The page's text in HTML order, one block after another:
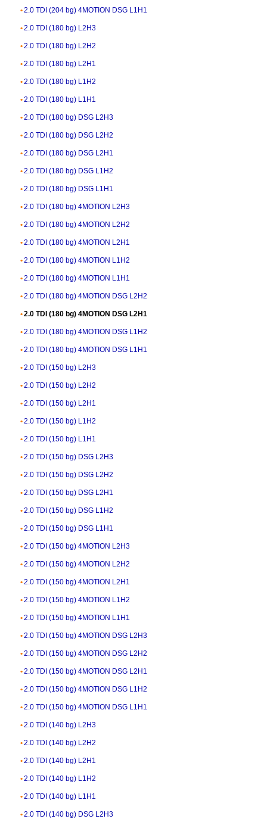
2.0 TDI (204 bg) 4MOTION DSG L1H1
2.0 TDI (180 bg) L2H3
2.0 TDI (180 bg) L2H2
2.0 TDI (180 bg) L2H1
2.0 TDI (180 bg) L1H2
2.0 TDI (180 bg) L1H1
2.0 TDI (180 bg) DSG L2H3
2.0 TDI (180 bg) DSG L2H2
2.0 TDI (180 bg) DSG L2H1
2.0 TDI (180 bg) DSG L1H2
2.0 TDI (180 bg) DSG L1H1
2.0 TDI (180 bg) 4MOTION L2H3
2.0 TDI (180 bg) 4MOTION L2H2
2.0 TDI (180 bg) 4MOTION L2H1
2.0 TDI (180 bg) 4MOTION L1H2
2.0 TDI (180 bg) 4MOTION L1H1
2.0 TDI (180 bg) 4MOTION DSG L2H2
2.0 TDI (180 bg) 4MOTION DSG L2H1
2.0 TDI (180 bg) 4MOTION DSG L1H2
2.0 TDI (180 bg) 4MOTION DSG L1H1
2.0 TDI (150 bg) L2H3
2.0 TDI (150 bg) L2H2
2.0 TDI (150 bg) L2H1
2.0 TDI (150 bg) L1H2
2.0 TDI (150 bg) L1H1
2.0 TDI (150 bg) DSG L2H3
2.0 TDI (150 bg) DSG L2H2
2.0 TDI (150 bg) DSG L2H1
2.0 TDI (150 bg) DSG L1H2
2.0 TDI (150 bg) DSG L1H1
2.0 TDI (150 bg) 4MOTION L2H3
2.0 TDI (150 bg) 4MOTION L2H2
2.0 TDI (150 bg) 4MOTION L2H1
2.0 TDI (150 bg) 4MOTION L1H2
2.0 TDI (150 bg) 4MOTION L1H1
2.0 TDI (150 bg) 4MOTION DSG L2H3
2.0 TDI (150 bg) 4MOTION DSG L2H2
2.0 TDI (150 bg) 4MOTION DSG L2H1
2.0 TDI (150 bg) 4MOTION DSG L1H2
2.0 TDI (150 bg) 4MOTION DSG L1H1
2.0 TDI (140 bg) L2H3
2.0 TDI (140 bg) L2H2
2.0 TDI (140 bg) L2H1
2.0 TDI (140 bg) L1H2
2.0 TDI (140 bg) L1H1
2.0 TDI (140 bg) DSG L2H3